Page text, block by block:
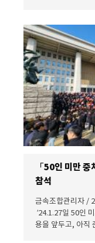
「50인 미만 중
참석
금속조합관리자 /
’24.1.27일 50인
용을 앞두고, 아직